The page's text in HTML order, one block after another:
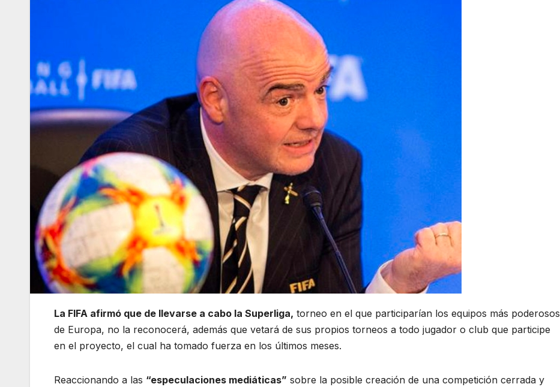
La FIFA afirmó que de llevarse a cabo la Superliga, torneo en el que participarían los equipos más poderosos
de Europa, no la reconocerá, además que vetará de sus propios torneos a todo jugador o club que participe
en el proyecto, el cual ha tomado fuerza en los últimos meses.
Reaccionando a las “especulaciones mediáticas” sobre la posible creación de una competición cerrada y